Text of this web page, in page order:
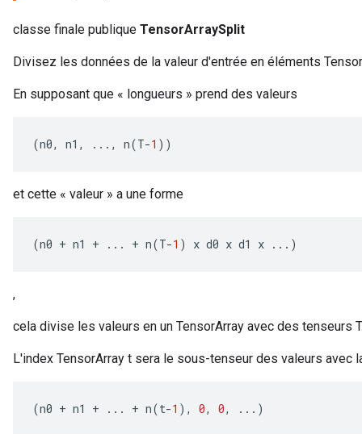
classe finale publique TensorArraySplit
Divisez les données de la valeur d'entrée en éléments
En supposant que « longueurs » prend des valeurs
(n0, n1 , ..., n(T-1 ))
et cette « valeur » a une forme
(n0 + n1 + ... + n(T-1 ) x d0 x d1 x ...)
,
cela divise les valeurs en un TensorArray avec des tenseurs
L'index TensorArray t sera le sous-tenseur des valeurs avec
(n0 + n1 + ... + n(t-1 ), 0, 0, ...)